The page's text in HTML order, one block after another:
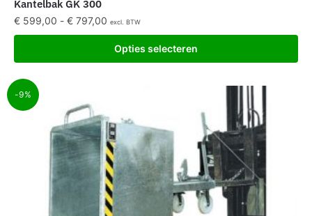
Kantelbak GK 300
€ 599,00 - € 797,00 excl. BTW
Opties selecteren
-9%